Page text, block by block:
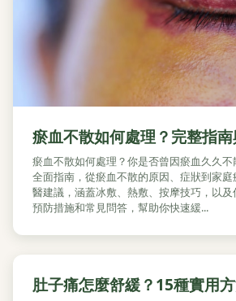
瘀血不散如何處理？完整指
瘀血不散如何處理？你是否曾因瘀血久久
全面指南，從瘀血不散的原因、症狀到家
醫建議，涵蓋冰敷、熱敷、按摩技巧，以
預防措施和常見問答，幫助你快速緩...
肚子痛怎麼舒緩？15種實用